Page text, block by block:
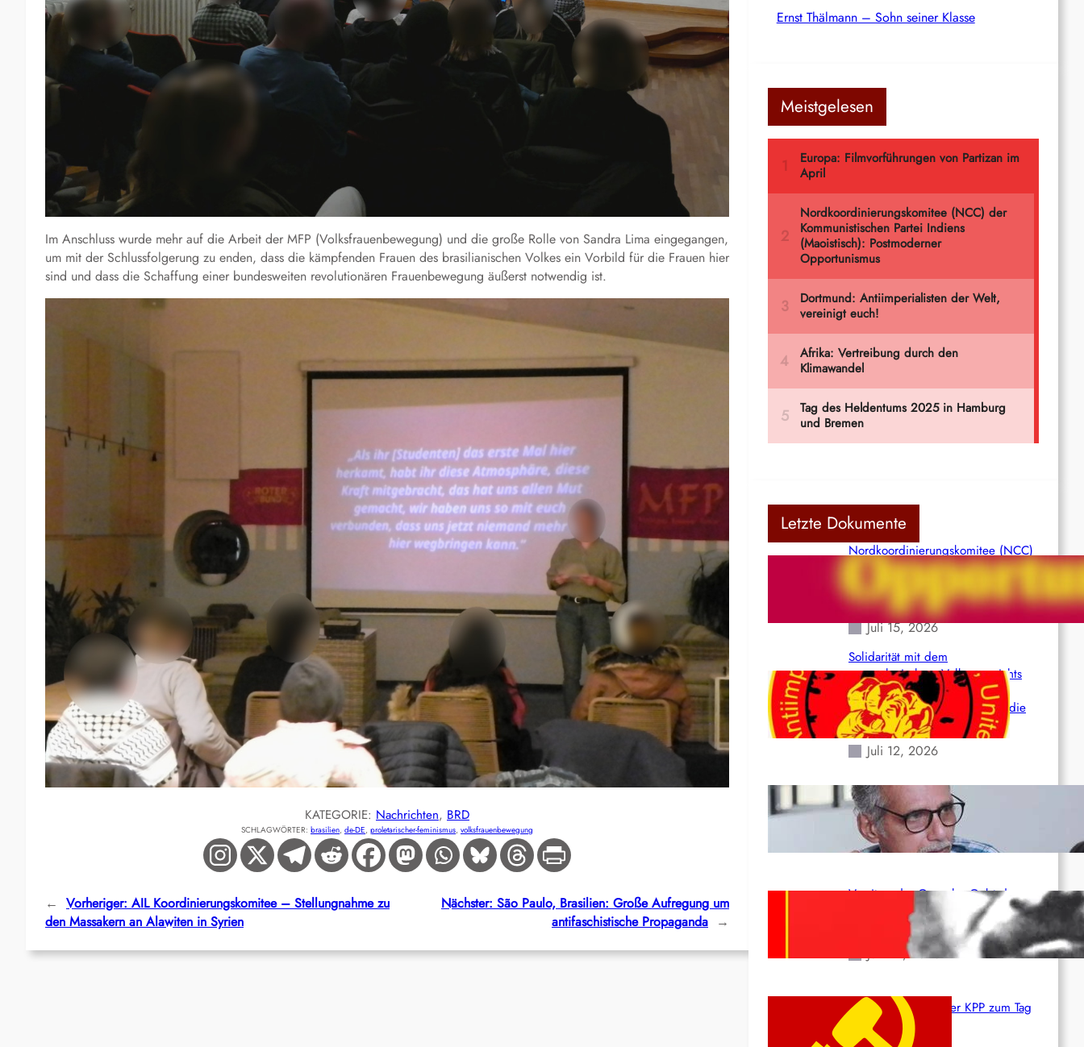
Im Anschluss wurde mehr auf die Arbeit der MFP (Volksfrauenbewegung) und die große Rolle von Sandra Lima eingegangen,
um mit der Schlussfolgerung zu enden, dass die kämpfenden Frauen des brasilianischen Volkes ein Vorbild für die Frauen hier
sind und dass die Schaffung einer bundesweiten revolutionären Frauenbewegung äußerst notwendig ist.
KATEGORIE: Nachrichten, BRD
SCHLAGWÖRTER: brasilien, de-DE, proletarischer-feminismus, volksfrauenbewegung
← Vorheriger: AIL Koordinierungskomitee – Stellungnahme zu
den Massakern an Alawiten in Syrien
Nächster: São Paulo, Brasilien: Große Aufregung um
antifaschistische Propaganda →
Ernst Thälmann – Sohn seiner Klasse
Meistgelesen
Letzte Dokumente
Nordkoordinierungskomitee (NCC)
der Kommunistischen Partei Indiens
(Maoistisch): Postmoderner
Opportunismus
Juli 15, 2026
Solidarität mit dem
venezolanischem Volk angesichts
der verlorenen Leben und der
katastrophalen Situation durch die
Erdbeben des 24. Juni!
Juli 12, 2026
Indien: „Die Politik der
Kapitulation“ von K. Murali (Ajith)
Juli 1, 2026
Vorsitzender Gonzalo: Gebt das
Leben für die Partei und die
Juni 19, 2026
Beschluss des ZK der KPP zum Tag
des Heldentums